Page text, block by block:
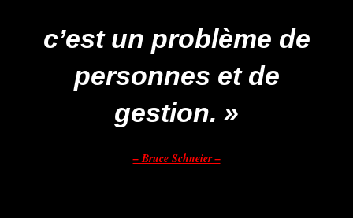
c’est un problème de
personnes et de
gestion. »
– Bruce Schneier –